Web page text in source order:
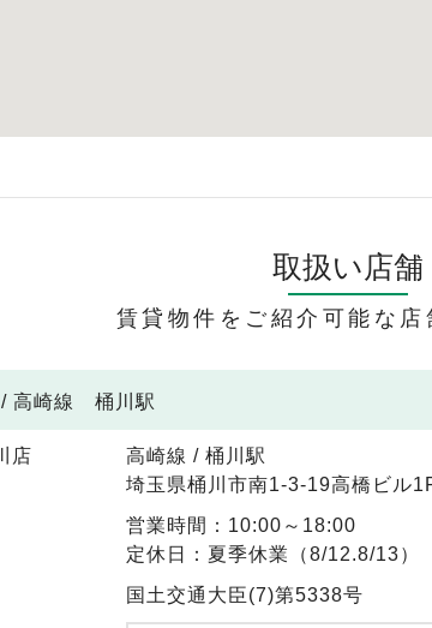
取扱い店舗
賃貸物件をご紹介可能な店
/ 高崎線 桶川駅
高崎線 / 桶川駅
埼玉県桶川市南1-3-19高橋ビル
営業時間：10:00～18:00
定休日：夏季休業（8/12.8/13）
国土交通大臣(7)第5338号